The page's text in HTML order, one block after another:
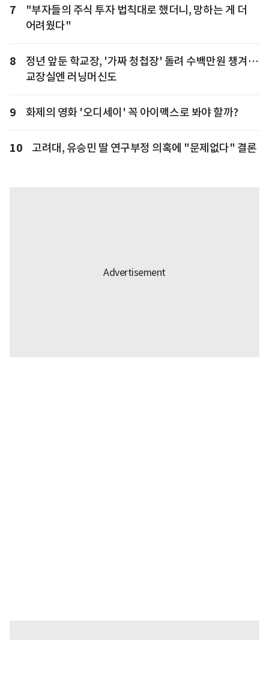
7
"부자들의 주식 투자 법칙대로 했더니, 망하는 게 더
어려웠다"
8
정년 앞둔 학교장, '가짜 청첩장' 돌려 수백만원 챙겨…
교장실엔 러닝머신도
9 화제의 영화 '오디세이' 꼭 아이맥스로 봐야 할까?
10 고려대, 유승민 딸 연구부정 의혹에 "문제없다" 결론